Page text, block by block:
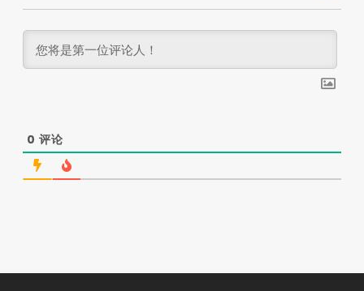
0 评论